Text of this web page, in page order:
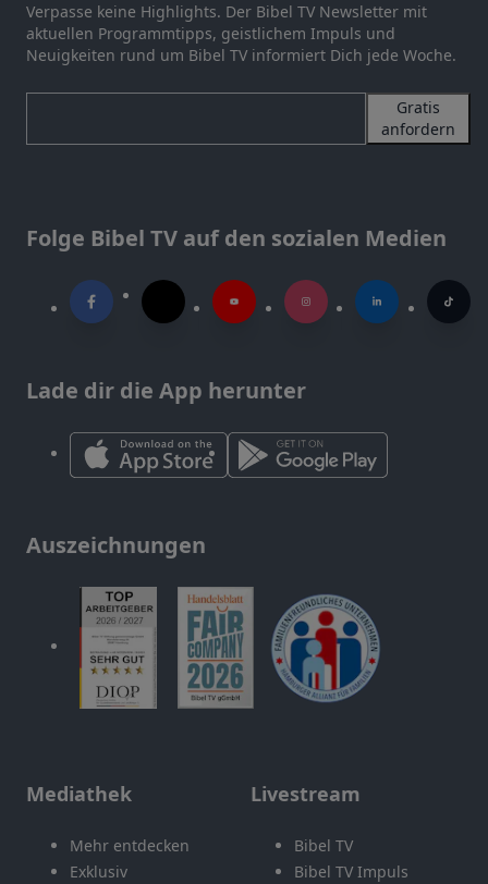
Verpasse keine Highlights. Der Bibel TV Newsletter mit
aktuellen Programmtipps, geistlichem Impuls und
Neuigkeiten rund um Bibel TV informiert Dich jede Woche.
Gratis
anfordern
Folge Bibel TV auf den sozialen Medien
Lade dir die App herunter
Auszeichnungen
Mediathek
Mehr entdecken
Exklusiv
Livestream
Bibel TV
Bibel TV Impuls